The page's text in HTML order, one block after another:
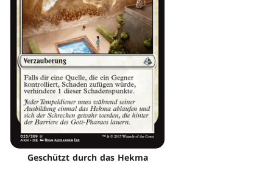
Geschützt durch das Hekma